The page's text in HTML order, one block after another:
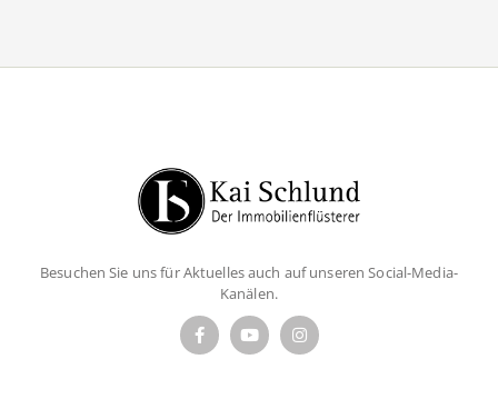
Besuchen Sie uns für Aktuelles auch auf unseren Social-Media-
Kanälen.